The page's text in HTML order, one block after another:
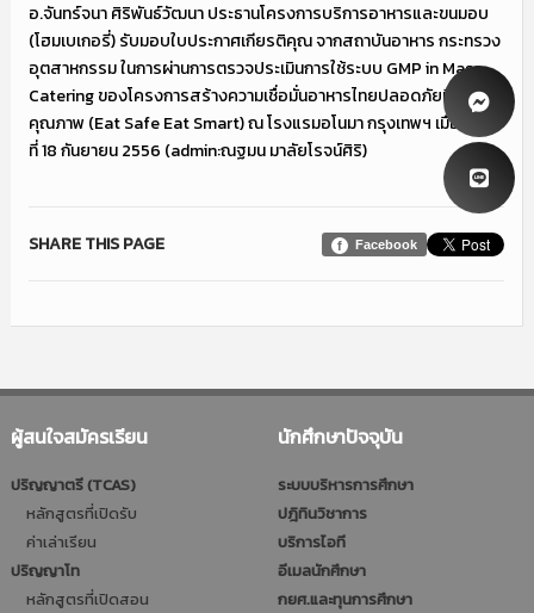
อ.จันทร์จนา ศิริพันธ์วัฒนา ประธานโครงการบริการอาหารและขนมอบ
(โฮมเบเกอรี่) รับมอบใบประกาศเกียรติคุณ จากสถาบันอาหาร กระทรวง
อุตสาหกรรม ในการผ่านการตรวจประเมินการใช้ระบบ GMP in Mass
Catering ของโครงการสร้างความเชื่อมั่นอาหารไทยปลอดภัยมี
คุณภาพ (Eat Safe Eat Smart) ณ โรงแรมอโนมา กรุงเทพฯ เมื่อวันพุธ
ที่ 18 กันยายน 2556 (admin:ณฐมน มาลัยโรจน์ศิริ)
Facebook
SHARE THIS PAGE
ผู้สนใจสมัครเรียน
ปริญญาตรี (TCAS)
หลักสูตรที่เปิดรับ
ค่าเล่าเรียน
ปริญญาโท
หลักสูตรที่เปิดสอน
นักศึกษาปัจจุบัน
ระบบบริหารการศึกษา
ปฎิทินวิชาการ
บริการไอที
อีเมลนักศึกษา
กยศ.และทุนการศึกษา